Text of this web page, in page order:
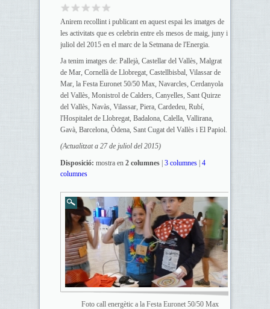
Anirem recollint i publicant en aquest espai les imatges de
les activitats que es celebrin entre els mesos de maig, juny i
juliol del 2015 en el marc de la Setmana de l'Energia.
Ja tenim imatges de: Pallejà, Castellar del Vallès, Malgrat
de Mar, Cornellà de Llobregat, Castellbisbal, Vilassar de
Mar, la Festa Euronet 50/50 Max, Navarcles, Cerdanyola
del Vallès, Monistrol de Calders, Canyelles, Sant Quirze
del Vallès, Navàs, Vilassar, Piera, Cardedeu, Rubí,
l'Hospitalet de Llobregat, Badalona, Calella, Vallirana,
Gavà, Barcelona, Òdena, Sant Cugat del Vallès i El Papiol.
(Actualitzat a 27 de juliol del 2015)
Disposició: mostra en 2 columnes| 3 columnes| 4
columnes
Foto call energètic a la Festa Euronet 50/50 Max